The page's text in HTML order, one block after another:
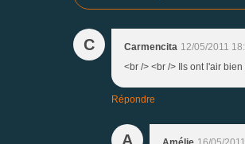
C Carmencita 12/05/2011
<br /> <br /> Ils ont l'air
Répondre
A